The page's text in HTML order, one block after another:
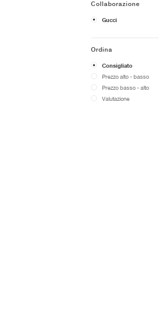
Collaborazione
Gucci
Ordina
Consigliato
Prezzo alto - basso
Prezzo basso - alto
Valutazione